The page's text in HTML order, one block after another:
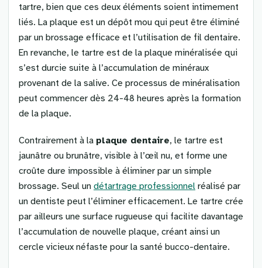
tartre, bien que ces deux éléments soient intimement
liés. La plaque est un dépôt mou qui peut être éliminé
par un brossage efficace et l’utilisation de fil dentaire.
En revanche, le tartre est de la plaque minéralisée qui
s’est durcie suite à l’accumulation de minéraux
provenant de la salive. Ce processus de minéralisation
peut commencer dès 24-48 heures après la formation
de la plaque.
Contrairement à la plaque dentaire, le tartre est
jaunâtre ou brunâtre, visible à l’œil nu, et forme une
croûte dure impossible à éliminer par un simple
brossage. Seul un détartrage professionnel réalisé par
un dentiste peut l’éliminer efficacement. Le tartre crée
par ailleurs une surface rugueuse qui facilite davantage
l’accumulation de nouvelle plaque, créant ainsi un
cercle vicieux néfaste pour la santé bucco-dentaire.